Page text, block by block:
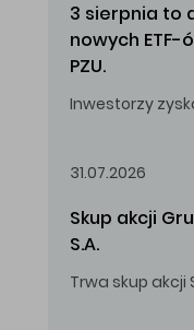
3 sierpnia to
nowych ETF-
PZU.
31.07.2026
Skup akcji
S.A.
Trwa skup akcji